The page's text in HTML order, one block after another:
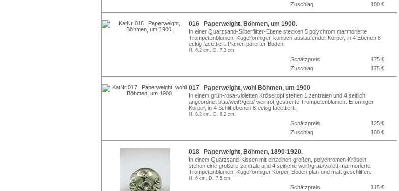
Zuschlag
100 €
016 Paperweight, Böhmen, um 1900.
In einer Quarzsand-Silberflitter-Ebene stecken 5 polychrom marmorierte
Trompetenblumen. Kugelförmiger, konisch auslaufender Körper, in 4 Ebenen 8-
eckig facettiert. Planer, polierter Boden.
H. 6,2 cm, D. 7,3 cm.
Schätzpreis
175 €
Zuschlag
175 €
017 Paperweight, wohl Böhmen, um 1900
In einem grün-rosa-violetten Kröseltopf stehen 1 zentralen und 4 seitlich
angeordnet blau/weiß/gelb/ weinrot-gestreifte Trompetenblumen. Eiförmiger
Körper, in 4 Schliffebenen 8-eckig facettiert.
H. 8,2 cm, D. 8,2 cm.
Schätzpreis
125 €
Zuschlag
100 €
018 Paperweight, Böhmen, 1890-1920.
In einem Quarzsand-Kissen mit einzelnen großen, polychromen Kröseln
stehen eine größere zentrale und 4 seitliche weiß/grau/violett-marmorierte
Trompetenblumen. Kugelförmiger Körper, Boden plan und matt geschliffen.
H. 6 cm, D. 7,5 cm.
Schätzpreis
115 €